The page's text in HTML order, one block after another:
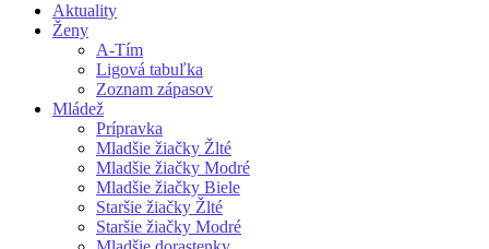
Aktuality
Ženy
A-Tím
Ligová tabuľka
Zoznam zápasov
Mládež
Prípravka
Mladšie žiačky Žlté
Mladšie žiačky Modré
Mladšie žiačky Biele
Staršie žiačky Žlté
Staršie žiačky Modré